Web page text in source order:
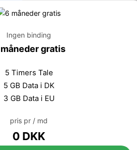
Ingen binding
gratis
5 Timers Tale
5 GB Data i DK
3 GB Data i EU
pris pr / md
0 DKK